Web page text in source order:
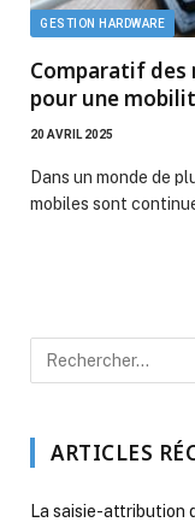
GESTION HARDWARE
Comparatif
pour une
20 AVRIL 2025
Dans un monde de
mobiles sont
ARTICLES
La saisie-attribution